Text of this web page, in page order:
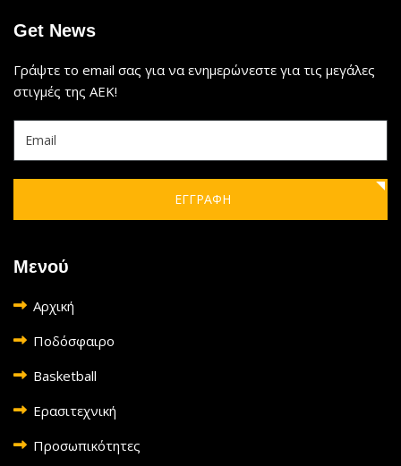
Get News
Γράψτε το email σας για να ενημερώνεστε για τις μεγάλες
στιγμές της ΑΕΚ!
ΕΓΓΡΑΦΗ
Μενού
Αρχική
Ποδόσφαιρο
Basketball
Ερασιτεχνική
Προσωπικότητες